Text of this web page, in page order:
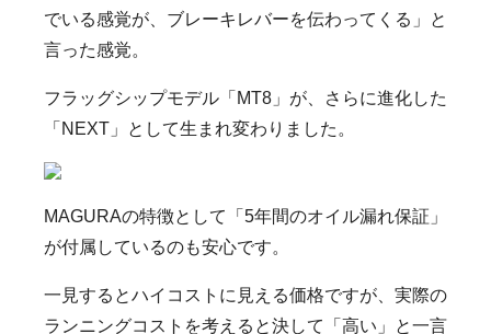
でいる感覚が、ブレーキレバーを伝わってくる」と
言った感覚。
フラッグシップモデル「MT8」が、さらに進化した
「NEXT」として生まれ変わりました。
MAGURAの特徴として「5年間のオイル漏れ保証」
が付属しているのも安心です。
一見するとハイコストに見える価格ですが、実際の
ランニングコストを考えると決して「高い」と一言